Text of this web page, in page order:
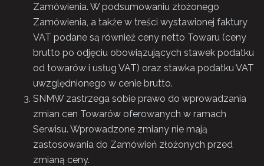
Zamówienia. W podsumowaniu złożonego
Zamówienia, a także w treści wystawionej faktury
VAT podane są również ceny netto Towaru (ceny
brutto po odjęciu obowiązujących stawek podatku
od towarów i usług VAT) oraz stawka podatku VAT
uwzględnionego w cenie brutto.
SNMW zastrzega sobie prawo do wprowadzania
zmian cen Towarów oferowanych w ramach
Serwisu. Wprowadzone zmiany nie mają
zastosowania do Zamówień złożonych przed
zmianą ceny.